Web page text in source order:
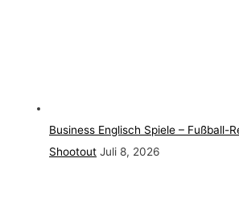
Business Englisch Spiele – Fußball-
Shootout Juli 8, 2026